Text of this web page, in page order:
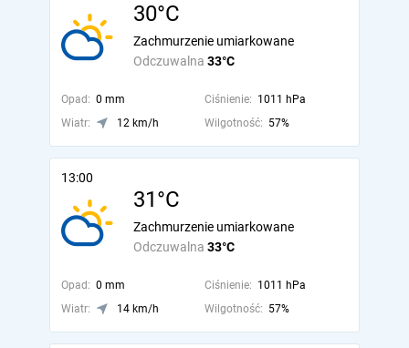
30°C
Odczuwalna 33°C
Zachmurzenie umiarkowane
Opad: 0 mm Ciśnienie: 1011 hPa
Wiatr:
12 km/h Wilgotność: 57%
13:00
31°C
Odczuwalna 33°C
Zachmurzenie umiarkowane
Opad: 0 mm Ciśnienie: 1011 hPa
Wiatr:
14 km/h Wilgotność: 57%